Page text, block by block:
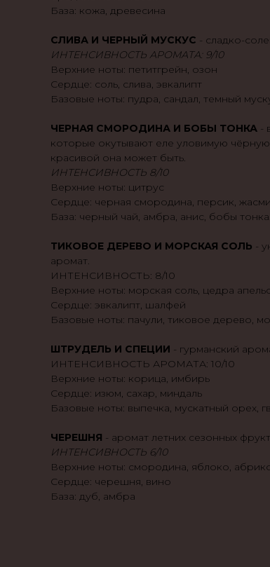
База: кожа, древесина
СЛИВА И ЧЕРНЫЙ МУСКУС - сладко-
ИНТЕНСИВНОСТЬ АРОМАТА: 9/10
Верхние ноты: петитгрейн, озон
Сердце: соль, слива, эвкалипт
Базовые ноты: пудра, сандал, темный
ЧЕРНАЯ СМОРОДИНА И БОБЫ ТОНКА -
которые окутывают еле уловимую
красивой она может быть.
ИНТЕНСИВНОСТЬ 8/10
Верхние ноты: цитрус
Сердце: черная смородина, персик,
База: черный чай, амбра, анис, бобы тонка.
ТИКОВОЕ ДЕРЕВО И МОРСКАЯ СОЛЬ -
аромат.
ИНТЕНСИВНОСТЬ: 8/10
Верхние ноты: морская соль, цедра
Сердце: эвкалипт, шалфей
Базовые ноты: пачули, тиковое дерево,
ШТРУДЕЛЬ И СПЕЦИИ - гурманский
ИНТЕНСИВНОСТЬ АРОМАТА: 10/10
Верхние ноты: корица, имбирь
Сердце: изюм, сахар, миндаль
Базовые ноты: выпечка, мускатный орех,
ЧЕРЕШНЯ - аромат летних сезонных
ИНТЕНСИВНОСТЬ 6/10
Верхние ноты: смородина, яблоко,
Сердце: черешня, вино
База: дуб, амбра